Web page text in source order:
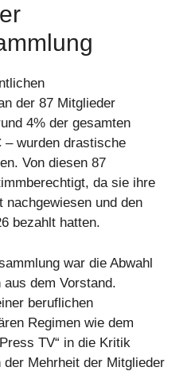
der 87 Mitglieder
4% der gesamten
– wurden drastische
Von diesen 87
da sie ihre
und den
bezahlt hatten.
war die Abwahl
dem Vorstand.
beruflichen
Regimen wie dem
TV“ in die Kritik
Mehrheit der Mitglieder